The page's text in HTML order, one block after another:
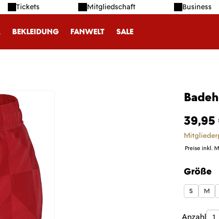
Tickets Mitgliedschaft Business
BEKLEIDUNG FANWELT SALE
39,95
Preise inkl.
Größe
S M
Anzahl